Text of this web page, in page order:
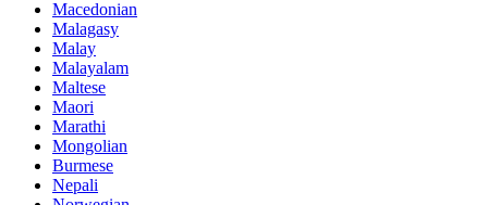
Macedonian
Malagasy
Malay
Malayalam
Maltese
Maori
Marathi
Mongolian
Burmese
Nepali